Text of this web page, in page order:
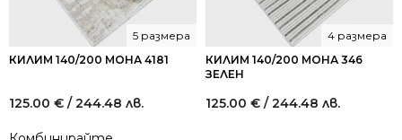
КИЛИМ 140/200 МОНА 4181
5 размера
125.00 € / 244.48 лв.
КИЛИМ 140/200 МОНА 346
ЗЕЛЕН
4 размера
125.00 € / 244.48 лв.